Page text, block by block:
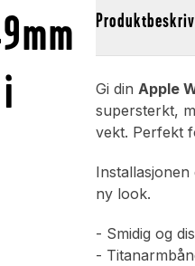
Gi dinApple
supersterkt,
vekt. Perfekt
ny look.
- Smidig og
-